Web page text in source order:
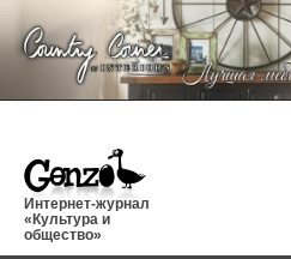
Интернет-журнал
«Культура и
общество»